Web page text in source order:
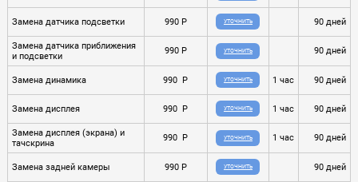
Замена датчика подсветки 990 P УТОЧНИТЬ 90 дней
Замена датчика приближения
и подсветки
990 P УТОЧНИТЬ 90 дней
Замена динамика 990 P УТОЧНИТЬ 1 час 90 дней
Замена дисплея 990 P УТОЧНИТЬ 1 час 90 дней
Замена дисплея (экрана) и
тачскрина
990 P УТОЧНИТЬ 1 час 90 дней
Замена задней камеры 990 P УТОЧНИТЬ 90 дней